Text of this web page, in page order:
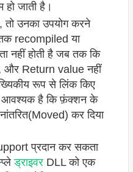
हो जाती है।
उनका उपयोग करने
recompiled या
नहीं होती है जब तक कि
और Return value नहीं
रूप से लिंक किए
आवश्यक है कि फ़ंक्शन के
कर दिया
प्रदान कर सकता
ड्राइवरDLL को एक